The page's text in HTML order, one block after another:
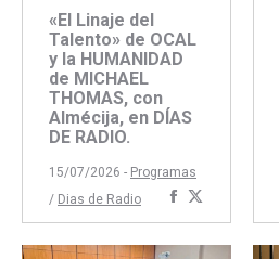
«El Linaje del
Talento» de OCAL
y la HUMANIDAD
de MICHAEL
THOMAS, con
Almécija, en DÍAS
DE RADIO.
15/07/2026 - Programas
/ Dias de Radio
Compartir
con
Facebook
con
Twitter